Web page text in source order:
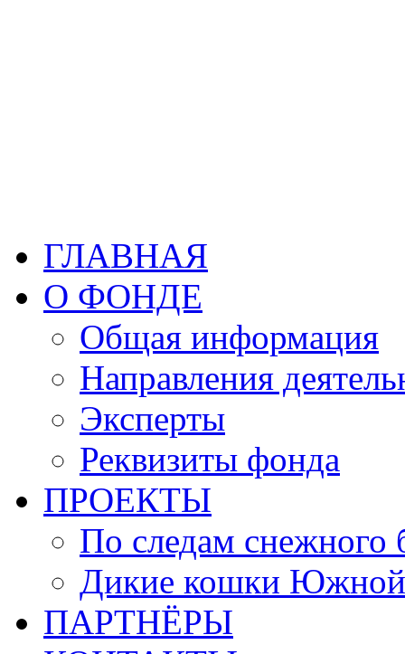
ГЛАВНАЯ
О ФОНДЕ
Общая информация
Направления
Эксперты
Реквизиты фонда
ПРОЕКТЫ
По следам снежного
Дикие кошки
ПАРТНЁРЫ